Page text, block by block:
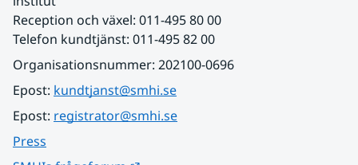
Reception och växel: 011-495 80 00
Telefon kundtjänst: 011-495 82 00
Organisationsnummer: 202100-0696
Epost: kundtjanst@smhi.se
Epost: registrator@smhi.se
Press